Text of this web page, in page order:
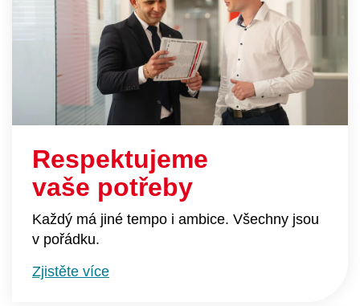
Respektujeme
vaše potřeby
Každý má jiné tempo i ambice. Všechny jsou
v pořádku.
Zjistěte více